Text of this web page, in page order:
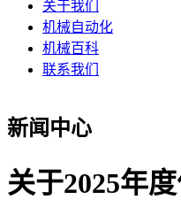
关于我们
机械自动化
机械百科
联系我们
新闻中心
关于2025年